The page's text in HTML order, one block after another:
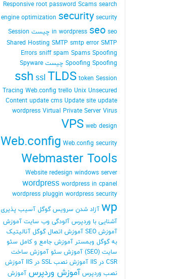
Responsive root password Scams search
engine optimization security security
in wordpress seo seo چیست
Session
Shared Hosting SMTP smtp error SMTP
Errors sniff spam Spams Spoofing
Spoofing Spoofing چیست
Spyware
ssh ssl TLDS token Session
Tracing Web.config trello Unix Unsecured
Content update cms Update site update
wordpress Virtual Private Server Virus
VPS web design
Web.config Web.config security
Webmaster Tools
Website redesign windows server
wordpress wordpress in cpanel
wordpress pluggin wordpress security
wp آزاد شدن سرویس گوگل آسیب پذیری
آشنایی با وردپرس آلودگی وب سایت آموزش
آموزش SEO
آموزش اتصال گوگل آنالیتیک
به گوگل وبمستر آموزش جامع و کامل سئو
سایت (SEO)
آموزش سئو آموزش ساخت
CSR در IIS
آموزش نصب SSL در IIS
آموزش
نصب وردپرس آموزش وردپرس آموزش